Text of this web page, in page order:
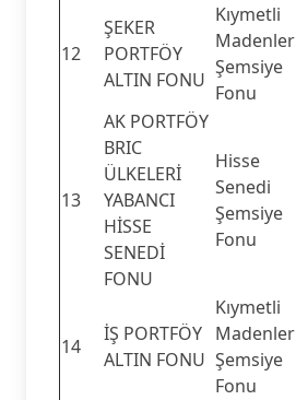
12
ŞEKER
PORTFÖY
ALTIN FONU
Kıymetli
Madenler
Şemsiye
Fonu
13
AK PORTFÖY
BRIC
ÜLKELERİ
YABANCI
HİSSE
SENEDİ
FONU
Hisse
Senedi
Şemsiye
Fonu
14
İŞ PORTFÖY
ALTIN FONU
Kıymetli
Madenler
Şemsiye
Fonu